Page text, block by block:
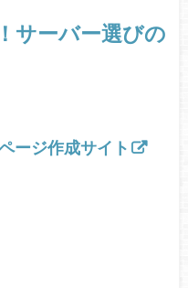
サーバー選びの
ージ作成サイト